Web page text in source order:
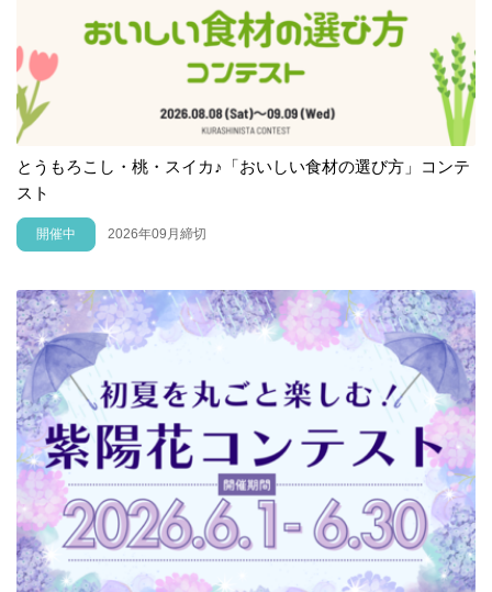
とうもろこし・桃・スイカ♪「おいしい食材の選び方」コンテ
スト
開催中 2026年09月締切